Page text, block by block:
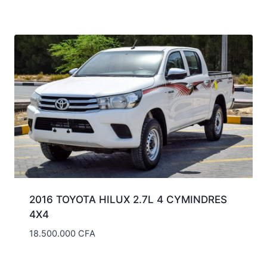
2016 TOYOTA HILUX 2.7L 4 CYMINDRES
4X4
18.500.000 CFA